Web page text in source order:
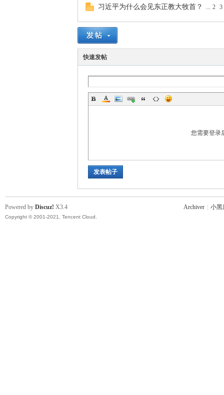
习近平为什么会见东正教大牧首？ ... 2 3
快速发帖
您需要登录
发表帖子
Archiver 小黑
Powered by Discuz! X3.4
Copyright © 2001-2021, Tencent Cloud.